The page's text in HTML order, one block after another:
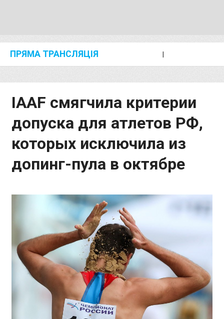
ПРЯМА ТРАНСЛЯЦІЯ I
IAAF смягчила критерии
допуска для атлетов РФ,
которых исключила из
допинг-пула в октябре